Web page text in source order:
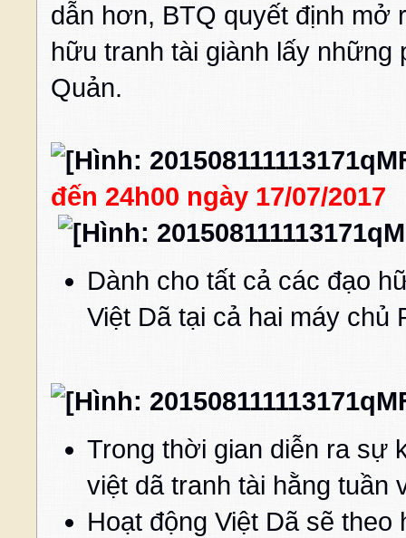
dẫn hơn, BTQ quyết định mở
hữu tranh tài giành lấy
Quản.
đến 24h00 ngày 17/07/2017
Dành cho tất cả các đạo
Việt Dã tại cả hai máy chủ
Trong thời gian diễn ra sự
việt dã tranh tài hằng tuần
Hoạt động Việt Dã sẽ